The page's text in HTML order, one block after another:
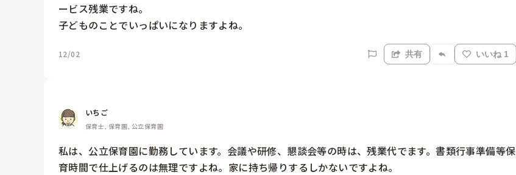
ービス残業ですね。
子どものことでいっぱいになりますよね。
12/02 共有 いいね 1
いちご
保育士, 保育園, 公立保育園
私は、公立保育園に勤務しています。会議や研修、懇談会等の時は、残業代でます。書類行事準備等保
育時間で仕上げるのは無理ですよね。家に持ち帰りするしかないですよね。